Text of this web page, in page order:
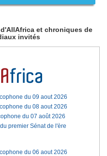
et chroniques de
invités
du 09 aout 2026
du 08 aout 2026
du 07 août 2026
premier Sénat de l'ère
du 06 aout 2026